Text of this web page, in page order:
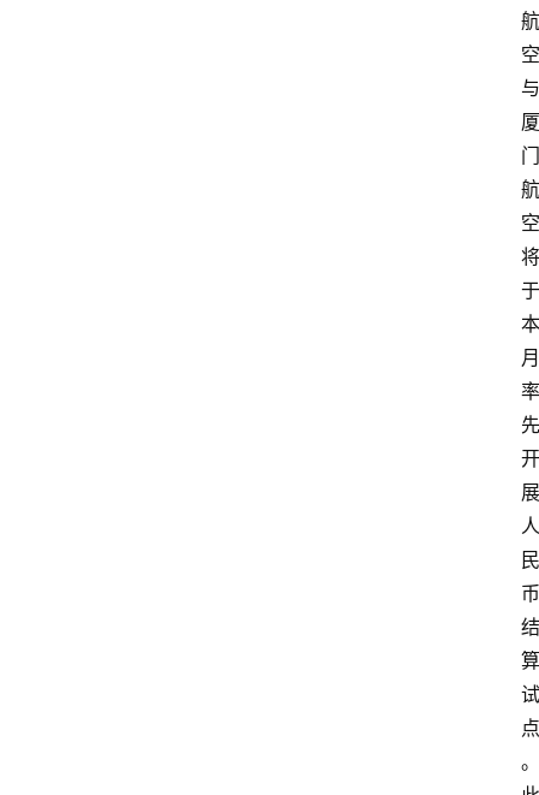
航
空
与
厦
门
航
空
将
于
本
月
率
先
开
展
人
民
币
结
算
试
点
。